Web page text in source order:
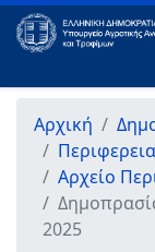
Αρχική
Αρχείο
2025